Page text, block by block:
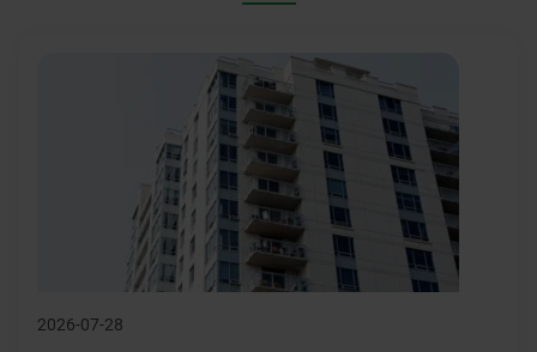
2026-07-28